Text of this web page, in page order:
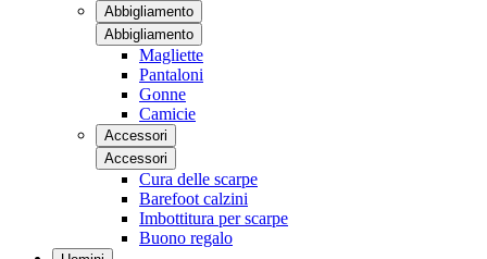
Abbigliamento
Abbigliamento
Magliette
Pantaloni
Gonne
Camicie
Accessori
Accessori
Cura delle scarpe
Barefoot calzini
Imbottitura per scarpe
Buono regalo